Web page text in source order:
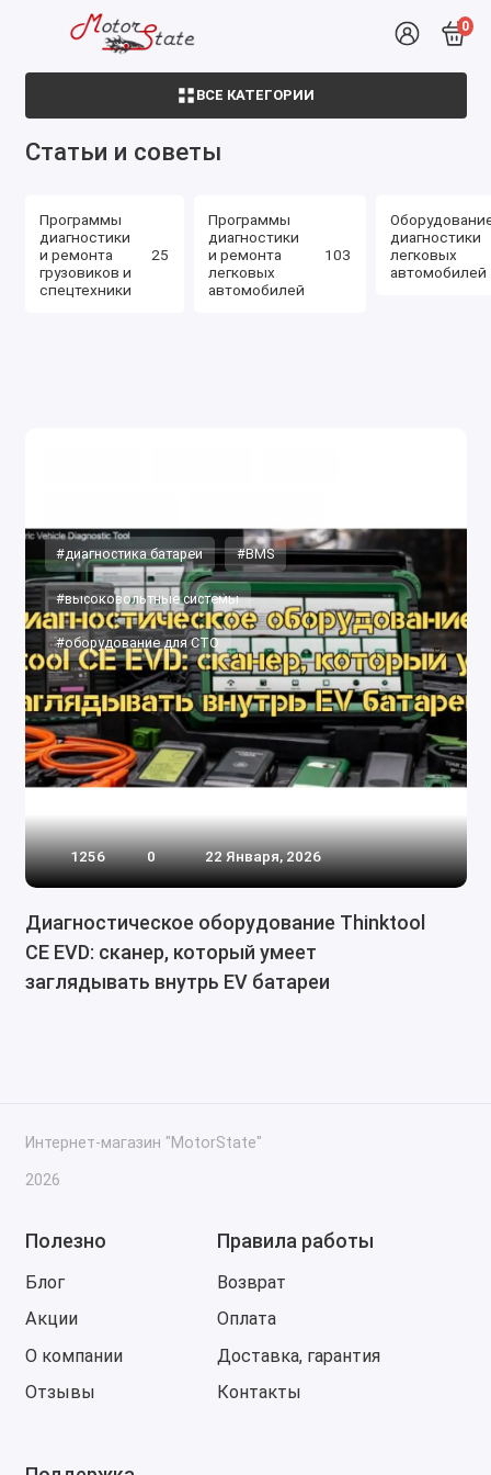
0
ВСЕ КАТЕГОРИИ
Статьи и советы
Программы
диагностики
и ремонта
грузовиков и
спецтехники
25
Программы
диагностики
и ремонта
легковых
автомобилей
103
диагностики
легковых
автомобилей
#диагностика батареи #BMS
#высоковольтные системы
#оборудование для СТО
1256 0 22 Января, 2026
Диагностическое оборудование Thinktool
CE EVD: сканер, который умеет
заглядывать внутрь EV батареи
Интернет-магазин "MotorState"
2026
Полезно
Блог
Акции
О компании
Отзывы
Правила работы
Возврат
Оплата
Доставка, гарантия
Контакты